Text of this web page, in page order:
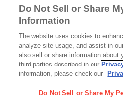
【セブンティーンアイス自
販機設置事例イ…
Do Not Sell or Share
Information
The website uses cookies to
analyze site usage, and assist in
also sell or share information about
third parties described in our
information, please check our
Do Not Sell or Share My